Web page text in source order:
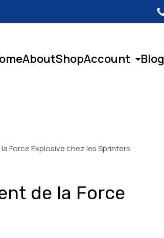
AboutShopAccount Blog
Force Explosive chez les Sprinters
de la Force